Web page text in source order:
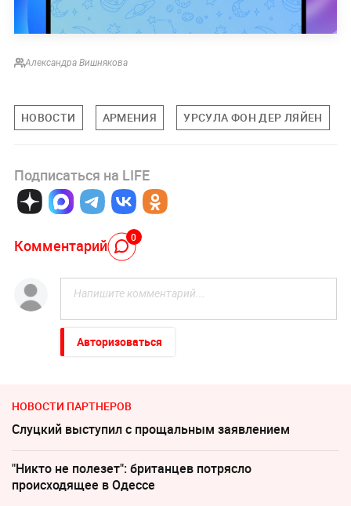
Александра Вишнякова
НОВОСТИ АРМЕНИЯ УРСУЛА ФОН ДЕР ЛЯЙЕН
Подписаться на LIFE
Комментарий 0
Авторизоваться
НОВОСТИ ПАРТНЕРОВ
Слуцкий выступил с прощальным заявлением
"Никто не полезет": британцев потрясло
происходящее в Одессе